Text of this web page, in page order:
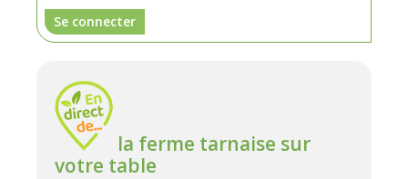
Se connecter
la ferme tarnaise sur
votre table